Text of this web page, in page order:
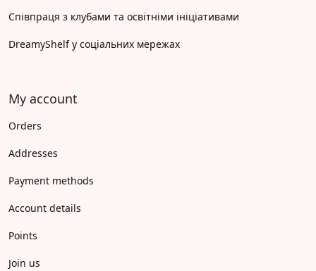
Співпраця з клубами та освітніми ініціативами
DreamyShelf у соціальних мережах
My account
Orders
Addresses
Payment methods
Account details
Points
Join us